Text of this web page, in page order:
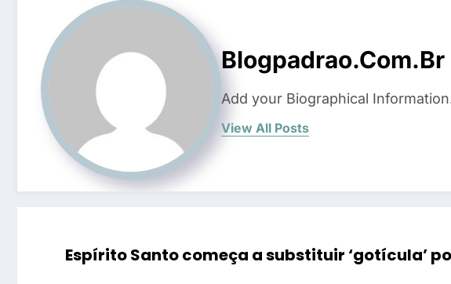
Blogpadrao.com.br
Add your Biographical
View All Posts
Espírito Santo começa a substituir ‘gotícula’